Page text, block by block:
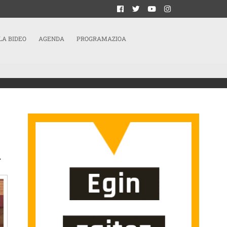
BIDEO AGENDA PROGRAMAZIOA
ZIGORRA OSORIK BETE OSTEAN SARRERAN